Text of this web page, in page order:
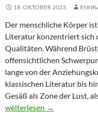
18. OKTOBER 2023
Der menschliche Körper
Literatur konzentriert sich
Qualitäten. Während
offensichtlichen
lange von der
klassischen Literatur bis
Gesäß als Zone der Lust,
weiterlesen →